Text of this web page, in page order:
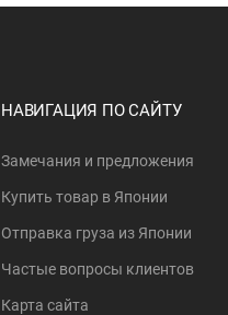
НАВИГАЦИЯ ПО САЙТУ
Замечания и предложения
Купить товар в Японии
Отправка груза из Японии
Частые вопросы клиентов
Карта сайта